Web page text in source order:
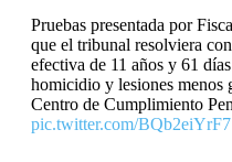
Pruebas presentada por
que el tribunal resolviera
efectiva de 11 años y 61
homicidio y lesiones menos
Centro de Cumplimiento
pic.twitter.com/BQb2eiYrF7